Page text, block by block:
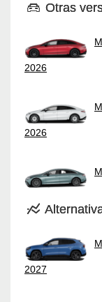
Otras
2026
2026
2027